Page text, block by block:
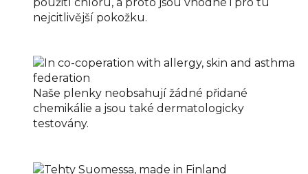
nejcitlivější pokožku.
Naše plenky neobsahují žádné přidané
chemikálie a jsou také dermatologicky
testovány.